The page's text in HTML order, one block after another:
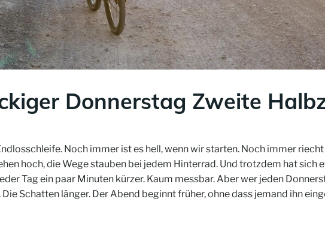
Donnerstag Zweite
Noch immer ist es hell, wenn wir starten. Noch immer
hoch, die Wege stauben bei jedem Hinterrad. Und trotzdem hat sich
Tag ein paar Minuten kürzer. Kaum messbar. Aber wer jeden
Schatten länger. Der Abend beginnt früher, ohne dass jemand ihn